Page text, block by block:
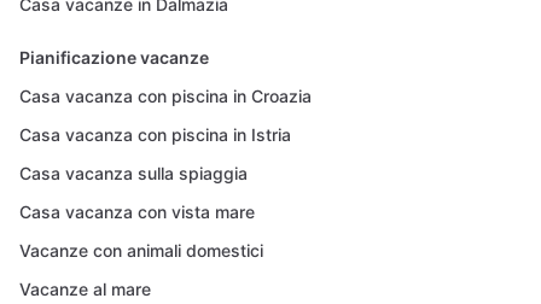
Casa vacanze in Dalmazia
Pianificazione vacanze
Casa vacanza con piscina in Croazia
Casa vacanza con piscina in Istria
Casa vacanza sulla spiaggia
Casa vacanza con vista mare
Vacanze con animali domestici
Vacanze al mare